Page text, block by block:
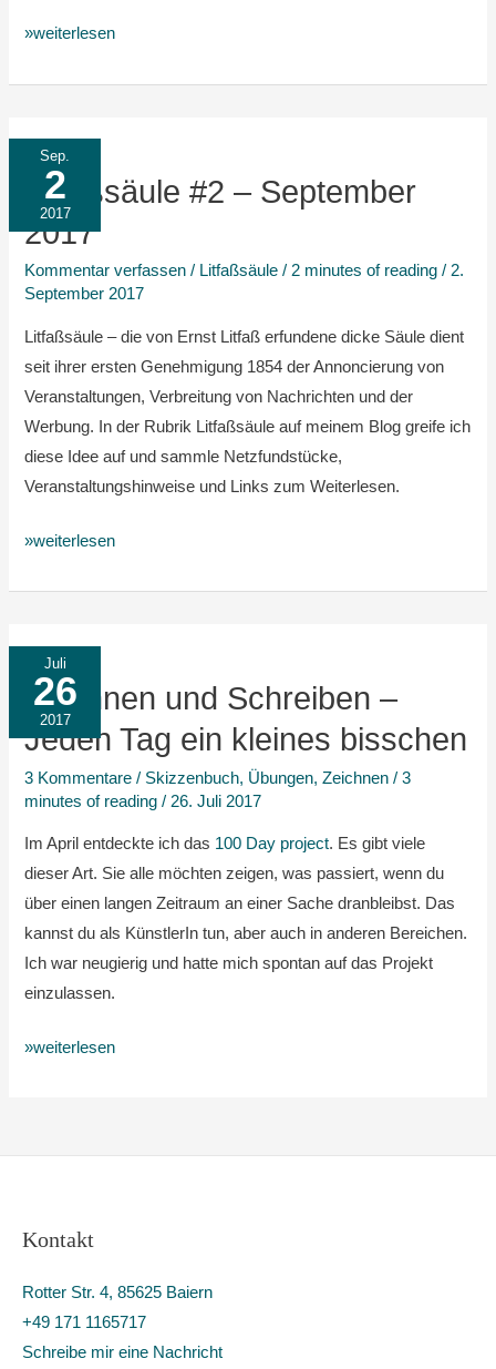
»weiterlesen
Sep.
2
2017
Litfaßsäule #2 – September
2017
Kommentar verfassen / Litfaßsäule /2 minutes of reading /2.
September 2017
Litfaßsäule – die von Ernst Litfaß erfundene dicke Säule dient
seit ihrer ersten Genehmigung 1854 der Annoncierung von
Veranstaltungen, Verbreitung von Nachrichten und der
Werbung. In der Rubrik Litfaßsäule auf meinem Blog greife ich
diese Idee auf und sammle Netzfundstücke,
Veranstaltungshinweise und Links zum Weiterlesen.
Litfaßsäule
September
2017
»weiterlesen
Juli
26
2017
Zeichnen und Schreiben –
Jeden Tag ein kleines bisschen
3 Kommentare / Skizzenbuch, Übungen,Zeichnen /3
minutes of reading / 26. Juli 2017
Im April entdeckte ich das 100 Day project. Es gibt viele
dieser Art. Sie alle möchten zeigen, was passiert, wenn du
über einen langen Zeitraum an einer Sache dranbleibst. Das
kannst du als KünstlerIn tun, aber auch in anderen Bereichen.
Ich war neugierig und hatte mich spontan auf das Projekt
einzulassen.
Zeichnen
und
Schreiben
–
Jeden
Tag
ein
kleines
bisschen
»weiterlesen
Kontakt
Rotter Str. 4, 85625 Baiern
+49 171 1165717
Schreibe mir eine Nachricht